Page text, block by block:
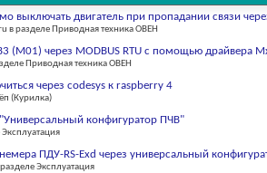
выключать двигатель при пропадании связи
в разделе Приводная техника ОВЕН
(М01) через MODBUS RTU с помощью драйвера
Приводная техника ОВЕН
через codesys к raspberry 4
(Курилка)
конфигуратор ПЧВ"
ПДУ-RS-Exd через универсальный
разделе Эксплуатация